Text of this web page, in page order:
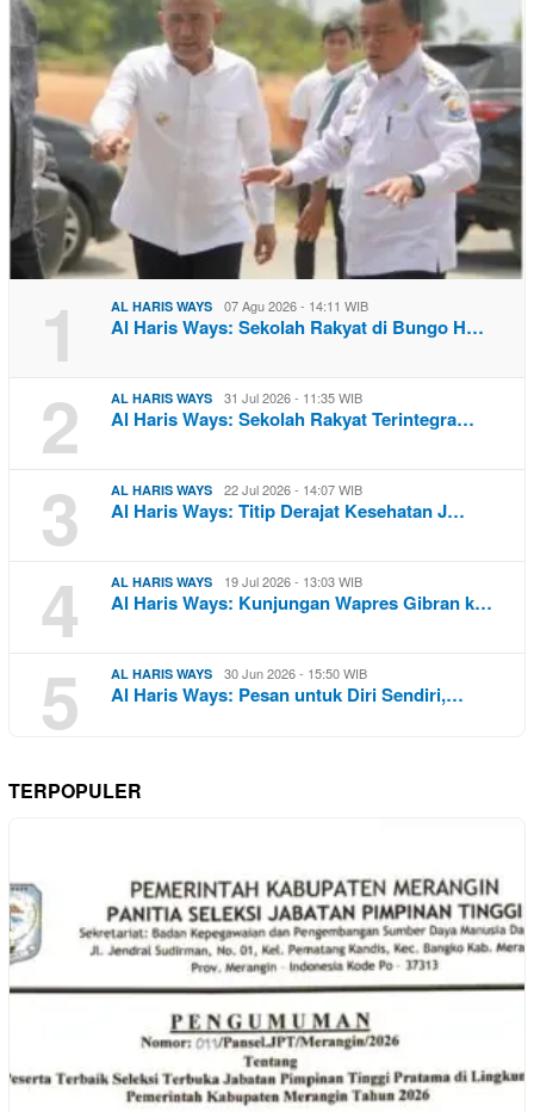
1 AL HARIS WAYS 07 Agu 2026 - 14:11 WIB
Al Haris Ways: Sekolah Rakyat di Bungo H…
2 AL HARIS WAYS 31 Jul 2026 - 11:35 WIB
Al Haris Ways: Sekolah Rakyat Terintegra…
3 AL HARIS WAYS 22 Jul 2026 - 14:07 WIB
Al Haris Ways: Titip Derajat Kesehatan J…
4 AL HARIS WAYS 19 Jul 2026 - 13:03 WIB
Al Haris Ways: Kunjungan Wapres Gibran k…
5 AL HARIS WAYS 30 Jun 2026 - 15:50 WIB
Al Haris Ways: Pesan untuk Diri Sendiri,…
TERPOPULER